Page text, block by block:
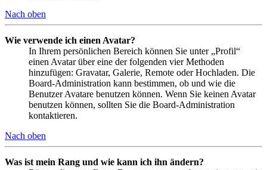
Nach oben
Wie verwende ich einen Avatar?
In Ihrem persönlichen Bereich können Sie unter „Profil“
einen Avatar über eine der folgenden vier Methoden
hinzufügen: Gravatar, Galerie, Remote oder Hochladen. Die
Board-Administration kann bestimmen, ob und wie die
Benutzer Avatare benutzen können. Wenn Sie keinen Avatar
benutzen können, sollten Sie die Board-Administration
kontaktieren.
Nach oben
Was ist mein Rang und wie kann ich ihn ändern?